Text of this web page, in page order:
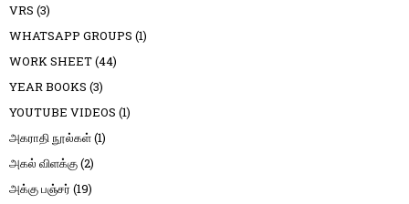
VRS (3)
WHATSAPP GROUPS (1)
WORK SHEET(44)
YEAR BOOKS (3)
YOUTUBE VIDEOS (1)
அகராதி நூல்கள்(1)
அகல் விளக்கு(2)
அக்கு பஞ்சர் (19)